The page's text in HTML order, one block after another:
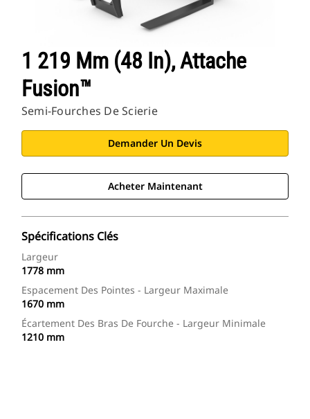
1 219 Mm (48 In), Attache
Fusion™
Semi-Fourches De Scierie
Demander Un Devis
Acheter Maintenant
Spécifications Clés
Largeur
1778 mm
Espacement Des Pointes - Largeur Maximale
1670 mm
Écartement Des Bras De Fourche - Largeur Minimale
1210 mm